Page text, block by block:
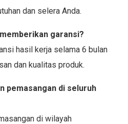
dan selera Anda.
garansi?
hasil kerja selama 6 bulan
dan kualitas produk.
pemasangan di seluruh
di wilayah